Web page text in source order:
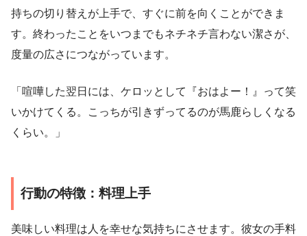
持ちの切り替えが上手で、すぐに前を向くことができま
す。終わったことをいつまでもネチネチ言わない潔さが、
度量の広さにつながっています。
「喧嘩した翌日には、ケロッとして『おはよー！』って笑
いかけてくる。こっちが引きずってるのが馬鹿らしくなる
くらい。」
行動の特徴：料理上手
美味しい料理は人を幸せな気持ちにさせます。彼女の手料